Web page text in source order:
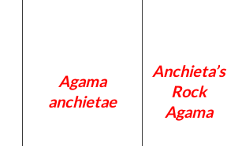
Agama
anchietae
Anchieta’s
Rock
Agama